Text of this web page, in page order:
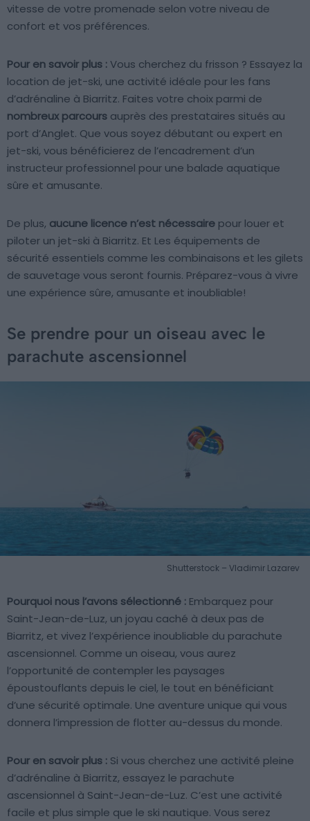
vitesse de votre promenade selon votre niveau de
confort et vos préférences.
Pour en savoir plus :Vous cherchez du frisson ? Essayez la
location de jet-ski, une activité idéale pour les fans
d’adrénaline à Biarritz. Faites votre choix parmi de
nombreux parcours auprès des prestataires situés au
port d’Anglet. Que vous soyez débutant ou expert en
jet-ski, vous bénéficierez de l’encadrement d’un
instructeur professionnel pour une balade aquatique
sûre et amusante.
De plus, aucune licence n’est nécessaire pour louer et
piloter un jet-ski à Biarritz. Et Les équipements de
sécurité essentiels comme les combinaisons et les gilets
de sauvetage vous seront fournis. Préparez-vous à vivre
une expérience sûre, amusante et inoubliable!
Se prendre pour un oiseau avec le
parachute ascensionnel
Shutterstock – Vladimir Lazarev
Pourquoi nous l’avons sélectionné : Embarquez pour
Saint-Jean-de-Luz, un joyau caché à deux pas de
Biarritz, et vivez l’expérience inoubliable du parachute
ascensionnel. Comme un oiseau, vous aurez
l’opportunité de contempler les paysages
époustouflants depuis le ciel, le tout en bénéficiant
d’une sécurité optimale. Une aventure unique qui vous
donnera l’impression de flotter au-dessus du monde.
Pour en savoir plus : Si vous cherchez une activité pleine
d’adrénaline à Biarritz, essayez le parachute
ascensionnel à Saint-Jean-de-Luz. C’est une activité
facile et plus simple que le ski nautique. Vous serez